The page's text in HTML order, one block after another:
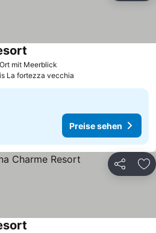
mit Meerblick
La fortezza vecchia
Preise sehen
Teilen